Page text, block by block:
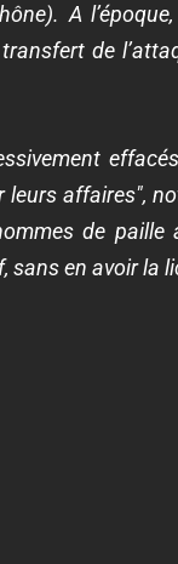
A
de
affaires",
de
sans en avoir la